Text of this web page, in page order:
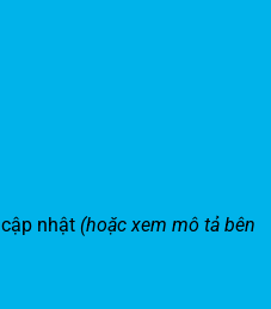
nhật (hoặc xem mô tả bên